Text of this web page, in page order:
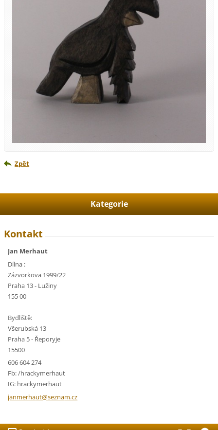
Zpět
Kategorie
Kontakt
Jan Merhaut
Dílna :
Zázvorkova 1999/22
Praha 13 - Lužiny
155 00
Bydliště:
Všerubská 13
Praha 5 - Řeporyje
15500
606 604 274
Fb: /hrackymerhaut
IG: hrackymerhaut
janmerhaut@seznam.cz